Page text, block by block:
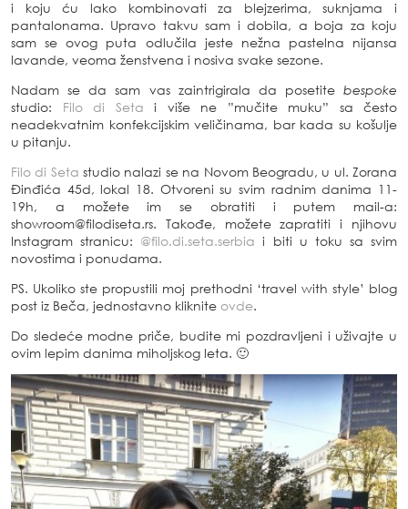
i koju ću lako kombinovati za blejzerima, suknjama i
pantalonama. Upravo takvu sam i dobila, a boja za koju
sam se ovog puta odlučila jeste nežna pastelna nijansa
lavande, veoma ženstvena i nosiva svake sezone.
Nadam se da sam vas zaintrigirala da posetite bespoke
studio: Filo di Seta i više ne ”mučite muku” sa često
neadekvatnim konfekcijskim veličinama, bar kada su košulje
u pitanju.
Filo di Seta studio nalazi se na Novom Beogradu, u ul. Zorana
Đinđića 45d, lokal 18. Otvoreni su svim radnim danima 11-
19h, a možete im se obratiti i putem mail-a:
showroom@filodiseta.rs. Takođe, možete zapratiti i njihovu
Instagram stranicu: @filo.di.seta.serbia i biti u toku sa svim
novostima i ponudama.
PS. Ukoliko ste propustili moj prethodni ‘travel with style’ blog
post iz Beča, jednostavno kliknite ovde.
Do sledeće modne priče, budite mi pozdravljeni i uživajte u
ovim lepim danima miholjskog leta. 🙂